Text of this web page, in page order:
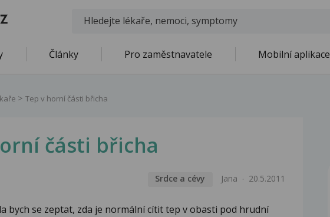
Články Pro zaměstnavatele Mobilní aplikace
Tep v horní části břicha
části břicha
Srdce a cévy Jana 20.5.2011
bych se zeptat, zda je normální cítit tep v obasti pod hrudní